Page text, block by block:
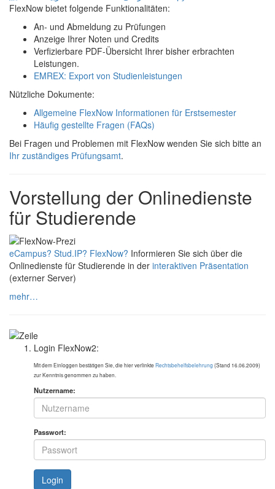
FlexNow bietet folgende Funktionalitäten:
An- und Abmeldung zu Prüfungen
Anzeige Ihrer Noten und Credits
Verfizierbare PDF-Übersicht Ihrer bisher erbrachten
Leistungen.
EMREX: Export von Studienleistungen
Nützliche Dokumente:
Allgemeine FlexNow Informationen für Erstsemester
Häufig gestellte Fragen (FAQs)
Bei Fragen und Problemen mit FlexNow wenden Sie sich bitte an
Ihr zuständiges Prüfungsamt.
Vorstellung der Onlinedienste
für Studierende
eCampus? Stud.IP? FlexNow? Informieren Sie sich über die
Onlinedienste für Studierende in der interaktiven Präsentation
(externer Server)
mehr…
Login FlexNow2:
Mit dem Einloggen bestätigen Sie, die hier verlinkteRechtsbehelfsbelehrung (Stand 16.06.2009)
zur Kenntnis genommen zu haben.
Nutzername:
Passwort:
Login